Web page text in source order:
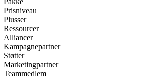
Pakke
Prisniveau
Plusser
Ressourcer
Alliancer
Kampagnepartner
Støtter
Marketingpartner
Teammedlem